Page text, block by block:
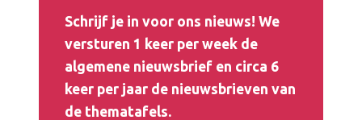
Schrijf je in voor ons nieuws! We
versturen 1 keer per week de
algemene nieuwsbrief en circa 6
keer per jaar de nieuwsbrieven van
de thematafels.